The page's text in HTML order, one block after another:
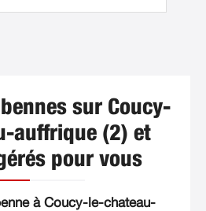
sur Coucy-
auffrique (2) et
pour vous
à Coucy-le-chateau-